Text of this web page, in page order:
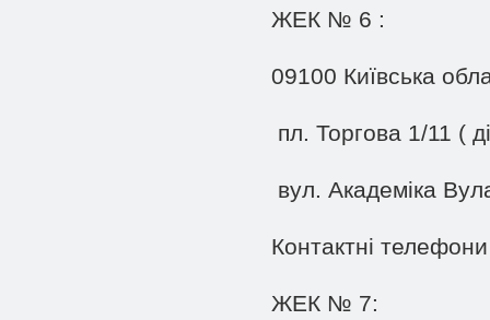
ЖЕК № 6 :
09100 Київська
пл. Торгова 1/11 (
вул. Академіка
Контактні
ЖЕК № 7: